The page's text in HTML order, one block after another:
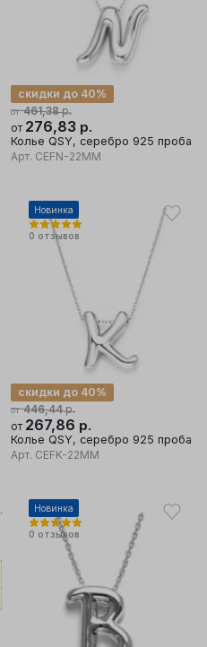
от 461,38р.
скидки до 40%
от 276,83 р.
Колье QSY, серебро 925 проба
Арт. CEFN-22MM
Новинка
0 отзывов
от 446,44р.
скидки до 40%
от 267,86 р.
Колье QSY, серебро 925 проба
Арт. CEFK-22MM
Новинка
0 отзывов